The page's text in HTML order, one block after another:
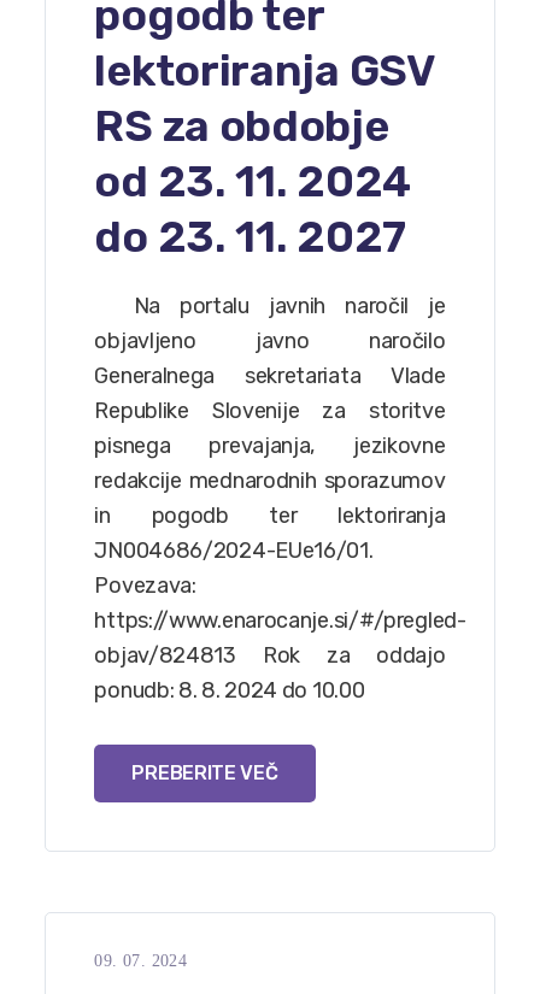
pogodb ter
lektoriranja GSV
RS za obdobje
od 23. 11. 2024
do 23. 11. 2027
Na portalu javnih naročil je
objavljeno javno naročilo
Generalnega sekretariata Vlade
Republike Slovenije za storitve
pisnega prevajanja, jezikovne
redakcije mednarodnih sporazumov
in pogodb ter lektoriranja
JN004686/2024-EUe16/01.
Povezava:
https://www.enarocanje.si/#/pregled-
objav/824813 Rok za oddajo
ponudb: 8. 8. 2024 do 10.00
PREBERITE VEČ
09. 07. 2024